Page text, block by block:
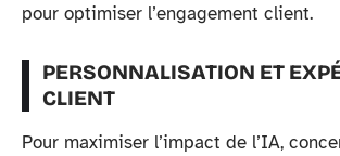
pour optimiser l’engagement client.
PERSONNALISATION ET
CLIENT
Pour maximiser l’impact de l’IA,